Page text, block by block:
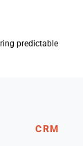
predictable
CRM